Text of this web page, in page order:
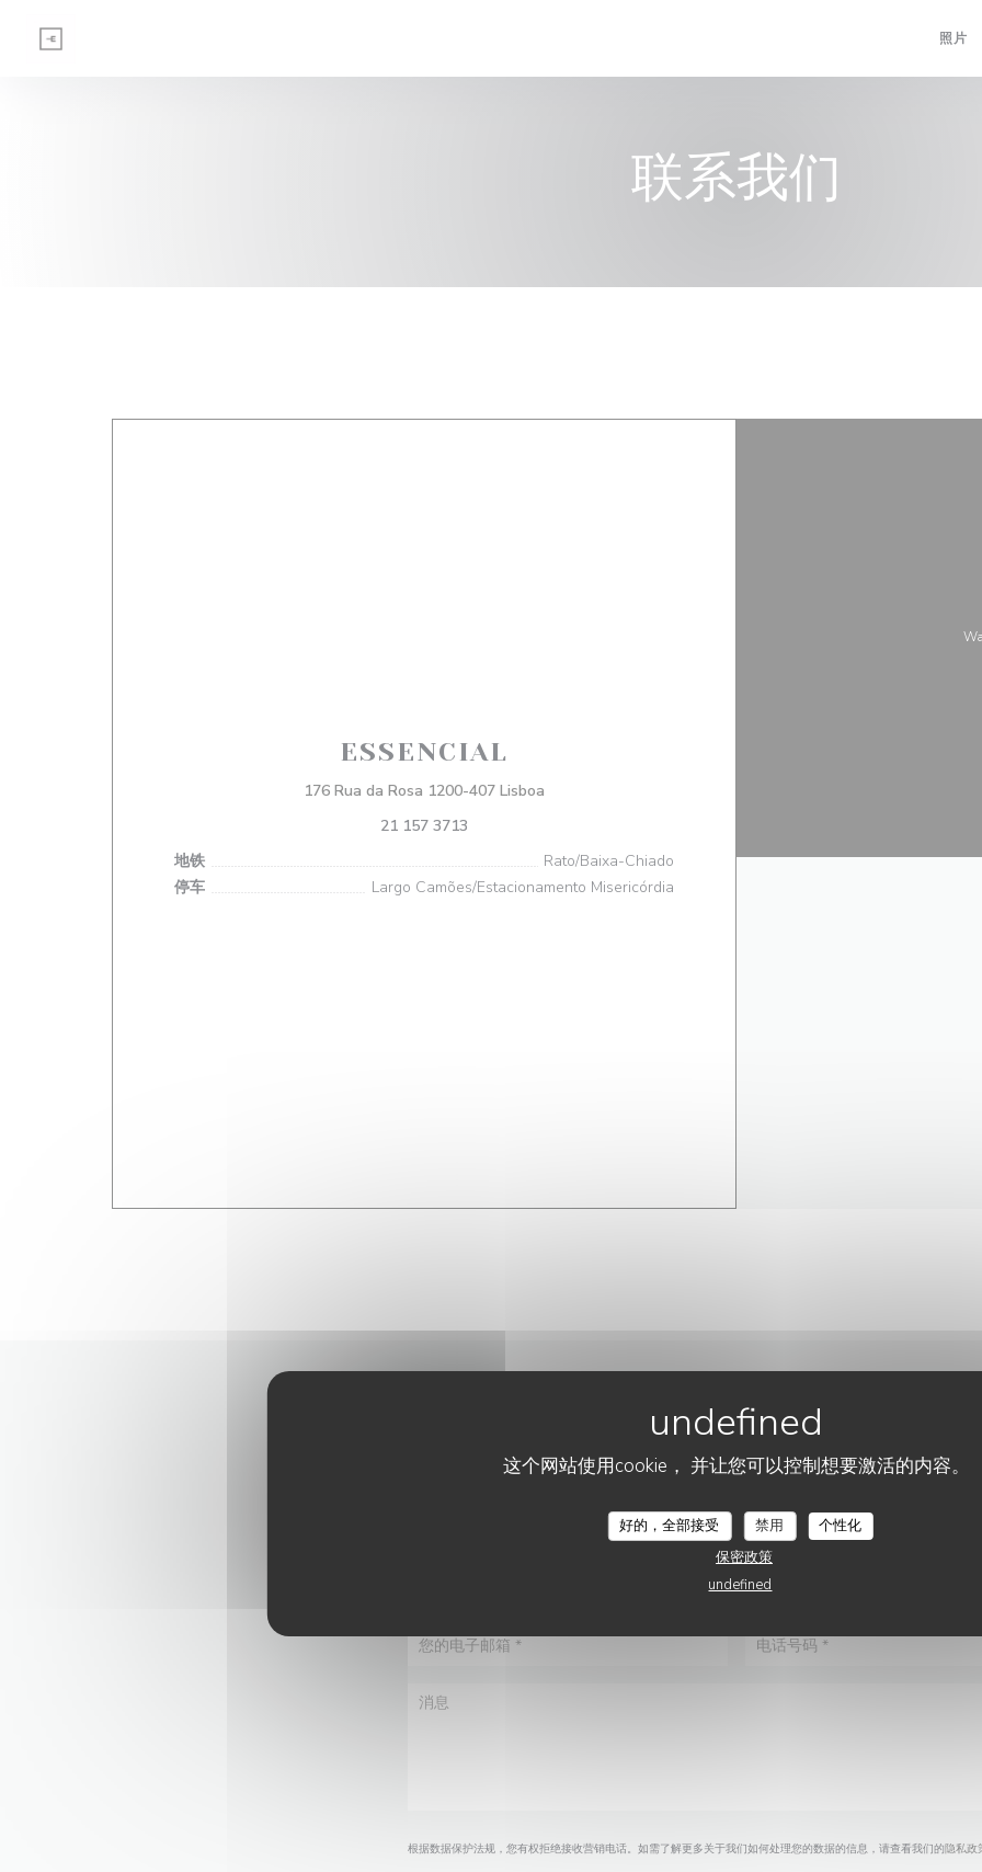
这个网站使用cookie， 并让您可以控制想要激活的内容。
好的，全部接受 禁用
个性化
保密政策
undefined
照片
联系我们
ESSENCIAL
176 Rua da Rosa 1200-407 Lisboa
21 157 3713
地铁
Rato/Baixa-Chiado
停车
Largo Camões/Estacionamento Misericórdia
联系我们
请填写下面的表格!
根据数据保护法规，您有权拒绝接收营销电话。如需了解更多关于我们如何处理您的数据的信息，请查看我们的隐私政